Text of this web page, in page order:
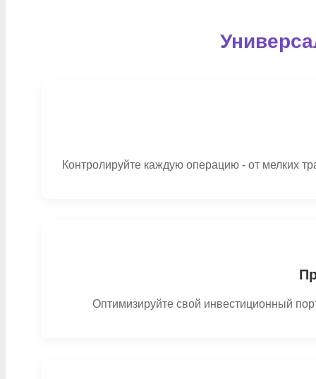
Контролируйте каждую операцию - от мелких
Оптимизируйте свой инвестиционный